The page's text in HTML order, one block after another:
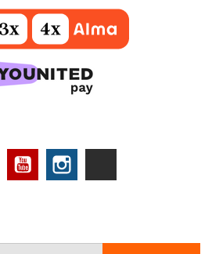
Rss YouTube